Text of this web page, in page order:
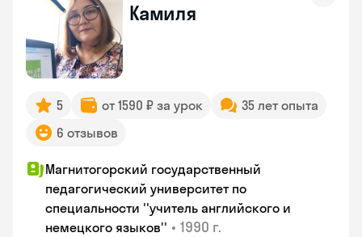
Камиля
5 от 1590 ₽ за урок
35 лет опыта
6 отзывов
Магнитогорский государственный
педагогический университет по
специальности ''учитель английского и
немецкого языков'' • 1990 г.